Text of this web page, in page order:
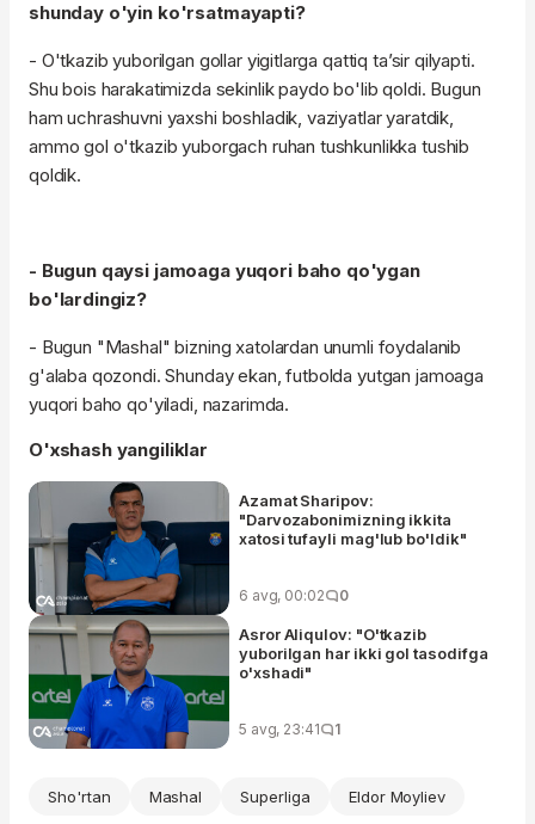
shunday o'yin ko'rsatmayapti?
- O'tkazib yuborilgan gollar yigitlarga qattiq ta’sir qilyapti.
Shu bois harakatimizda sekinlik paydo bo'lib qoldi. Bugun
ham uchrashuvni yaxshi boshladik, vaziyatlar yaratdik,
ammo gol o'tkazib yuborgach ruhan tushkunlikka tushib
qoldik.
- Bugun qaysi jamoaga yuqori baho qo'ygan
bo'lardingiz?
- Bugun "Mashal" bizning xatolardan unumli foydalanib
g'alaba qozondi. Shunday ekan, futbolda yutgan jamoaga
yuqori baho qo'yiladi, nazarimda.
O'xshash yangiliklar
Azamat Sharipov:
"Darvozabonimizning ikkita
xatosi tufayli mag'lub bo'ldik"
6 avg, 00:02 0
Asror Aliqulov: "O'tkazib
yuborilgan har ikki gol tasodifga
o'xshadi"
5 avg, 23:41 1
Sho'rtan Mashal Superliga Eldor Moyliev